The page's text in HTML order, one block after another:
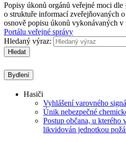
Popisy úkonů orgánů veřejné moci
o struktuře informací zveřejňovaných
osnově popisu úkonů vykonávaných v
Portálu veřejné správy
Hledaný výraz:
Hledat
Bydlení
Hasiči
Vyhlášení varovného
Únik nebezpečné
Postup občana, u
likvidován jednotkou